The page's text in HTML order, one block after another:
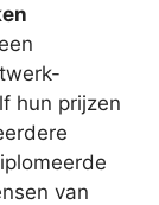
hun prijzen
van